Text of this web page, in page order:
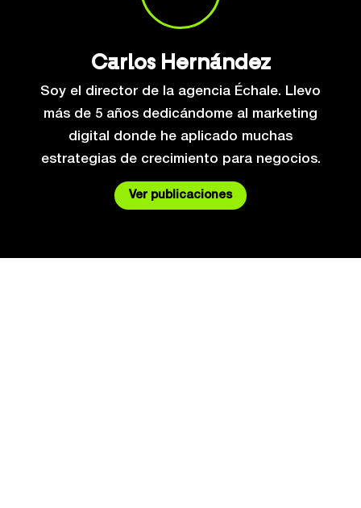
Soy el director de la agencia Échale. Llevo
más de 5 años dedicándome al marketing
digital donde he aplicado muchas
estrategias de crecimiento para negocios.